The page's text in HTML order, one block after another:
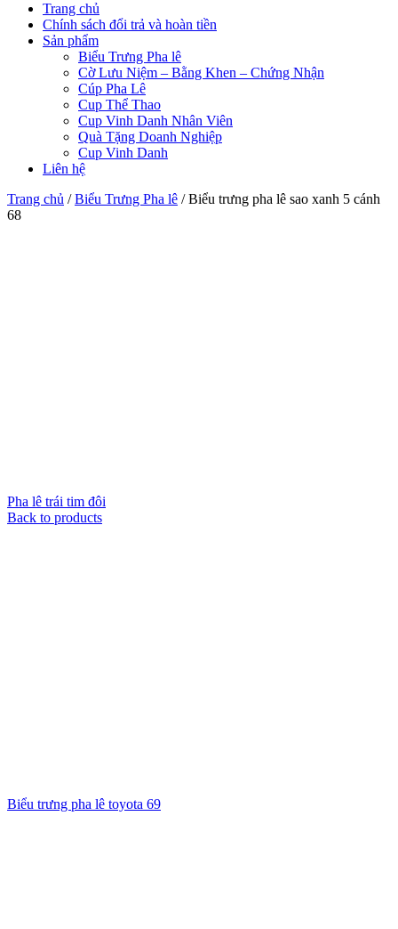
Trang chủ
Chính sách đổi trả và hoàn tiền
Sản phẩm
Biểu Trưng Pha lê
Cờ Lưu Niệm – Bằng Khen – Chứng Nhận
Cúp Pha Lê
Cup Thể Thao
Cup Vinh Danh Nhân Viên
Quà Tặng Doanh Nghiệp
Cup Vinh Danh
Liên hệ
Trang chủ /Biểu Trưng Pha lê /Biểu trưng pha lê sao xanh 5 cánh
68
Pha lê trái tim đôi
Back to products
Biểu trưng pha lê toyota 69